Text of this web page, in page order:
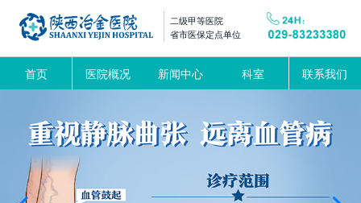
二级甲等医院
省市医保定点单位
首页 医院概况 新闻中心 科室 联系我们